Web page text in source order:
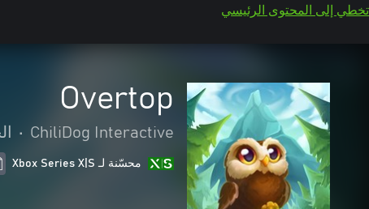
تخطي إلى المحتوى الرئيسي
Overtop
ChiliDog Interactive
•
محسّنة لـ Xbox Series X|S